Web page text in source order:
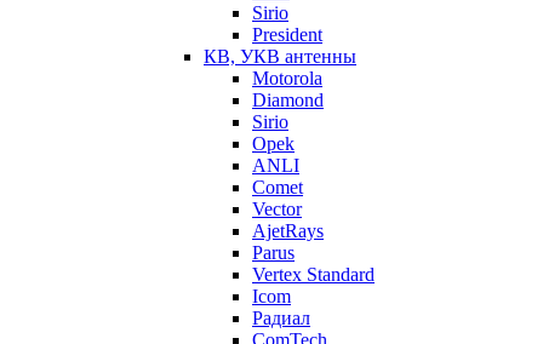
Sirio
President
КВ, УКВ антенны
Motorola
Diamond
Sirio
Opek
ANLI
Comet
Vector
AjetRays
Parus
Vertex Standard
Icom
Радиал
ComTech